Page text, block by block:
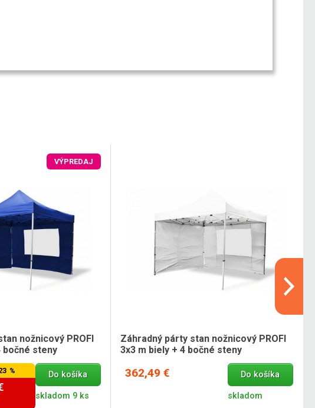
VÝPREDAJ
nožnicový PROFI
bočné steny
% Do košíka
skladom 9 ks
Záhradný párty stan nožnicový PROFI
3x3 m biely + 4 bočné steny
362,49 € Do košíka
skladom